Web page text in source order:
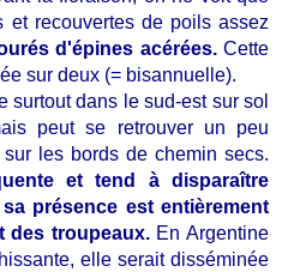
et recouvertes de poils assez
d'épines acérées.Cette
sur deux (= bisannuelle).
surtout dans le sud-est sur sol
peut se retrouver un peu
les bords de chemin secs.
et tend à disparaître
présence est entièrement
des troupeaux. En Argentine
elle serait disséminée